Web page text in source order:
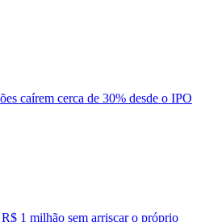
caírem cerca de 30% desde o IPO
1 milhão sem arriscar o próprio